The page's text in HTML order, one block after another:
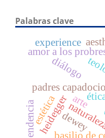
Palabras clave
heidegger
padres
basilio de
amor a los
dependencia
diálogo
dewey
arte
estética
experience